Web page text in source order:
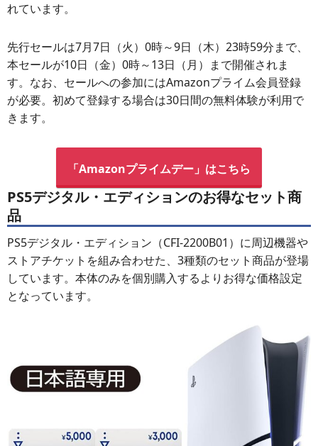
れています。
先行セールは7月7日（火）0時～9日（木）23時59分まで、
本セールが10日（金）0時～13日（月）まで開催されま
す。なお、セールへの参加にはAmazonプライム会員登録
が必要。初めて登録する場合は30日間の無料体験が利用で
きます。
「Amazonプライムデー」はこちら
PS5デジタル・エディションのお得なセット商
品
PS5デジタル・エディション（CFI-2200B01）に周辺機器や
ストアチケットを組み合わせた、3種類のセット商品が登場
しています。本体のみを個別購入するよりお得な価格設定
となっています。